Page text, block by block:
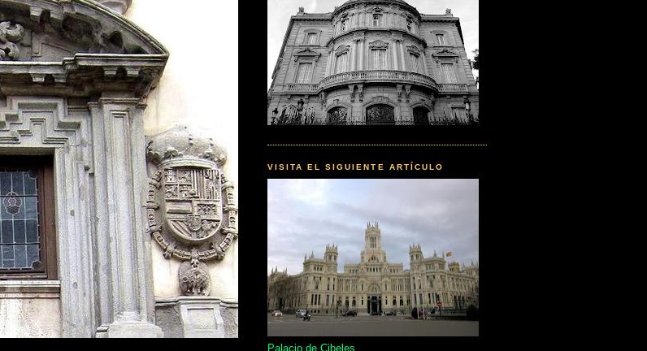
VISITA EL SIGUIENTE ARTÍCULO
Palacio de Cibeles